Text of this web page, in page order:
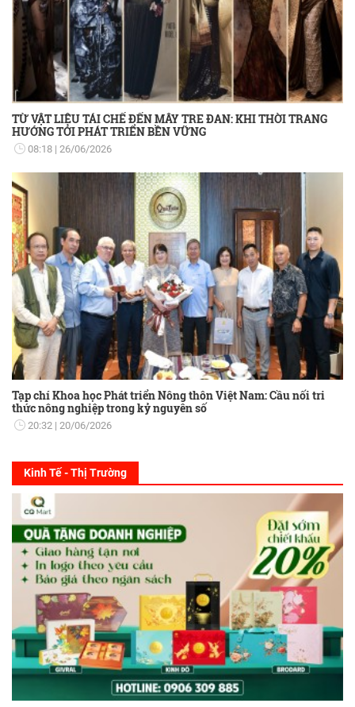
TỪ VẬT LIỆU TÁI CHẾ ĐẾN MÂY TRE ĐAN: KHI THỜI TRANG
HƯỚNG TỚI PHÁT TRIỂN BỀN VỮNG
08:18 26/06/2026
Tạp chí Khoa học Phát triển Nông thôn Việt Nam: Cầu nối tri
thức nông nghiệp trong kỷ nguyên số
20:32 20/06/2026
Kinh Tế - Thị Trường